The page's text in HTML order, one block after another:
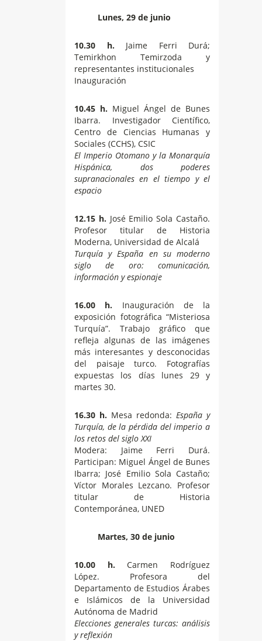
Lunes, 29 de junio
10.30 h.Jaime Ferri Durá;
Temirkhon Temirzoda y
representantes institucionales
Inauguración
10.45 h. Miguel Ángel de Bunes
Ibarra. Investigador Científico,
Centro de Ciencias Humanas y
Sociales (CCHS), CSIC
El Imperio Otomano y la Monarquía
Hispánica, dos poderes
supranacionales en el tiempo y el
espacio
12.15 h.José Emilio Sola Castaño.
Profesor titular de Historia
Moderna, Universidad de Alcalá
Turquía y España en su moderno
siglo de oro: comunicación,
información y espionaje
16.00 h. Inauguración de la
exposición fotográfica “Misteriosa
Turquía”. Trabajo gráfico que
refleja algunas de las imágenes
más interesantes y desconocidas
del paisaje turco. Fotografías
expuestas los días lunes 29 y
martes 30.
16.30 h. Mesa redonda: España y
Turquía, de la pérdida del imperio a
los retos del siglo XXI
Modera: Jaime Ferri Durá.
Participan: Miguel Ángel de Bunes
Ibarra; José Emilio Sola Castaño;
Víctor Morales Lezcano. Profesor
titular de Historia
Contemporánea, UNED
Martes, 30 de junio
10.00 h.Carmen Rodríguez
López. Profesora del
Departamento de Estudios Árabes
e Islámicos de la Universidad
Autónoma de Madrid
Elecciones generales turcas: análisis
y reflexión